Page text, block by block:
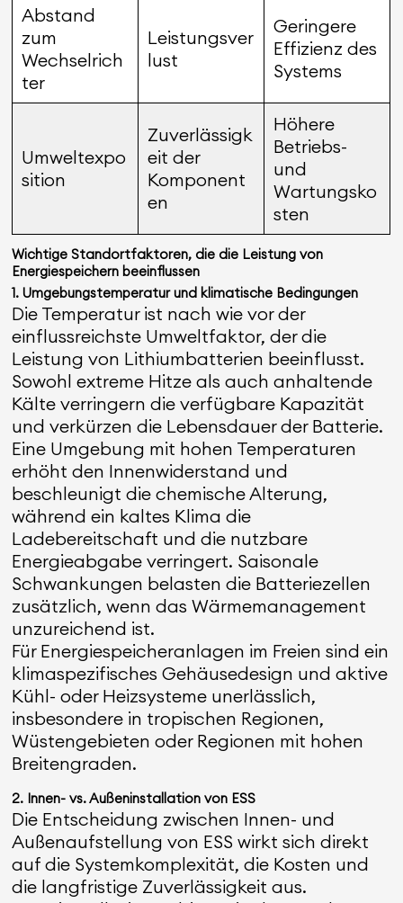
Abstand
zum
Wechselrich
ter
Leistungsver
lust
Geringere
Effizienz des
Systems
Umweltexpo
sition
Zuverlässigk
eit der
Komponent
en
Höhere
Betriebs-
und
Wartungsko
sten
Wichtige Standortfaktoren, die die Leistung von
Energiespeichern beeinflussen
1. Umgebungstemperatur und klimatische Bedingungen
Die Temperatur ist nach wie vor der
einflussreichste Umweltfaktor, der die
Leistung von Lithiumbatterien beeinflusst.
Sowohl extreme Hitze als auch anhaltende
Kälte verringern die verfügbare Kapazität
und verkürzen die Lebensdauer der Batterie.
Eine Umgebung mit hohen Temperaturen
erhöht den Innenwiderstand und
beschleunigt die chemische Alterung,
während ein kaltes Klima die
Ladebereitschaft und die nutzbare
Energieabgabe verringert. Saisonale
Schwankungen belasten die Batteriezellen
zusätzlich, wenn das Wärmemanagement
unzureichend ist.
Für Energiespeicheranlagen im Freien sind ein
klimaspezifisches Gehäusedesign und aktive
Kühl- oder Heizsysteme unerlässlich,
insbesondere in tropischen Regionen,
Wüstengebieten oder Regionen mit hohen
Breitengraden.
2. Innen- vs. Außeninstallation von ESS
Die Entscheidung zwischen Innen- und
Außenaufstellung von ESS wirkt sich direkt
auf die Systemkomplexität, die Kosten und
die langfristige Zuverlässigkeit aus.